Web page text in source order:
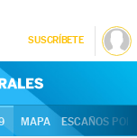
SUSCRÍBETE
MAPA ESCAÑOS